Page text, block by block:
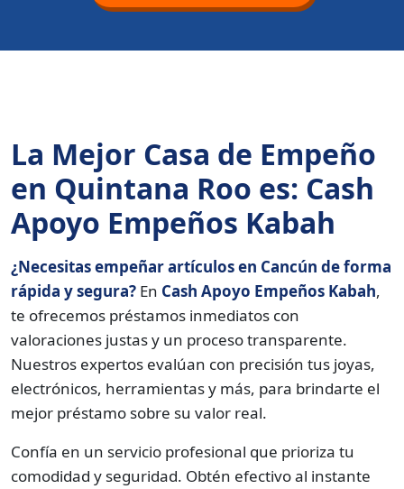
La Mejor Casa de Empeño
en Quintana Roo es: Cash
Apoyo Empeños Kabah
¿Necesitas empeñar artículos en Cancún de forma
rápida y segura? En Cash Apoyo Empeños Kabah,
te ofrecemos préstamos inmediatos con
valoraciones justas y un proceso transparente.
Nuestros expertos evalúan con precisión tus joyas,
electrónicos, herramientas y más, para brindarte el
mejor préstamo sobre su valor real.
Confía en un servicio profesional que prioriza tu
comodidad y seguridad. Obtén efectivo al instante